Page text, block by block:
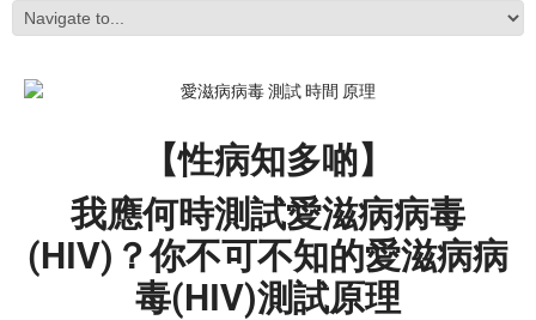
【性病知多啲】
我應何時測試愛滋病病毒
(HIV)？你不可不知的愛滋病病
毒(HIV)測試原理